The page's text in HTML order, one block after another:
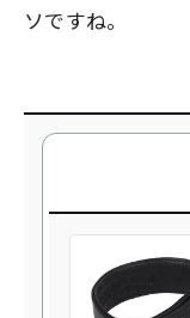
ソですね。